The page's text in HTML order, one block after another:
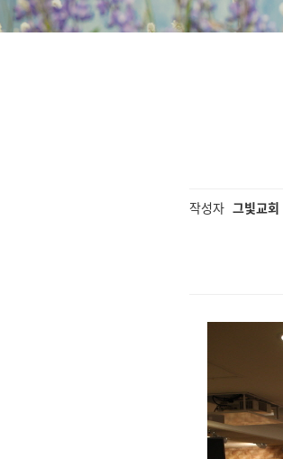
작성자 그빛교회